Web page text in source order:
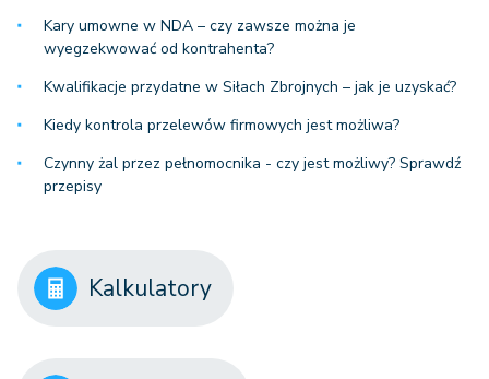
Kary umowne w NDA – czy zawsze można je
wyegzekwować od kontrahenta?
Kwalifikacje przydatne w Siłach Zbrojnych – jak je uzyskać?
Kiedy kontrola przelewów firmowych jest możliwa?
Czynny żal przez pełnomocnika - czy jest możliwy? Sprawdź
przepisy
Kalkulatory